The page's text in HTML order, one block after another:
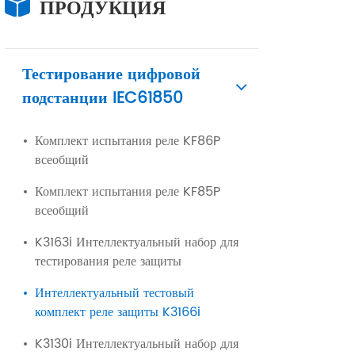
ПРОДУКЦИЯ
Тестирование цифровой
подстанции IEC61850
Комплект испытания реле KF86P
всеобщий
Комплект испытания реле KF85P
всеобщий
K3163i Интеллектуальный набор для
тестирования реле защиты
Интеллектуальный тестовый
комплект реле защиты K3166i
K3130i Интеллектуальный набор для